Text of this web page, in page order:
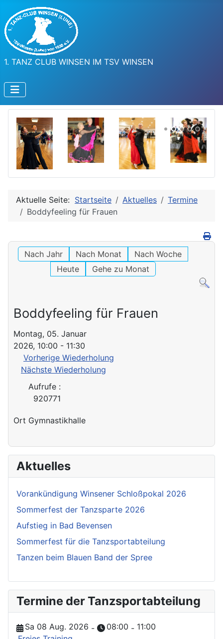
1. TANZ CLUB WINSEN IM TSV WINSEN
Aktuelle Seite: Startseite Aktuelles
Termine
Boddyfeeling für Frauen
Nach Jahr Nach Monat
Nach Woche
Heute
Gehe zu Monat
Boddyfeeling für Frauen
Montag, 05. Januar
2026, 10:00 - 11:30
Vorherige Wiederholung
Nächste Wiederholung
Aufrufe:
920771
Ort Gymnastikhalle
Aktuelles
Vorankündigung Winsener Schloßpokal 2026
Sommerfest der Tanzsparte 2026
Aufstieg in Bad Bevensen
Sommerfest für die Tanzsportabteilung
Tanzen beim Blauen Band der Spree
Termine der Tanzsportabteilung
Sa 08 Aug. 2026 - 08:00 - 11:00